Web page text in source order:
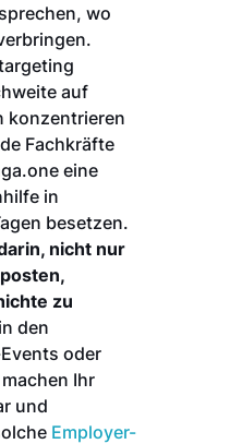
wo
auf
konzentrieren
Fachkräfte
eine
in
besetzen.
nicht nur
zu
den
oder
Ihr
und
Employer-